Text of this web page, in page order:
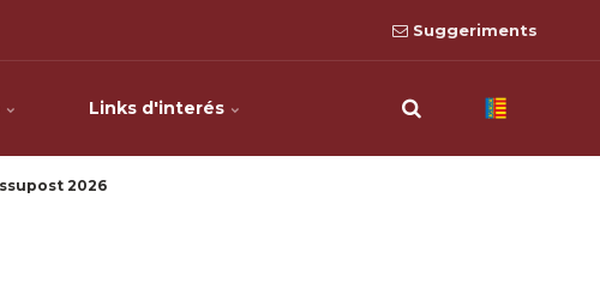
Suggeriments
Links d'interés
2026